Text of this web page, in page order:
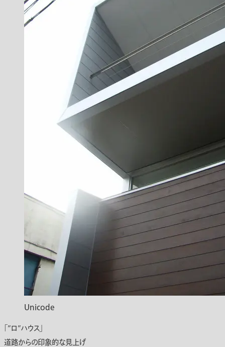
Unicode
「”ロ”ハウス」
道路からの印象的な見上げ